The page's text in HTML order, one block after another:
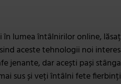
lumea întâlnirilor online,
aceste tehnologii noi
jenante, dar acești pași
sus și veți întâlni fete